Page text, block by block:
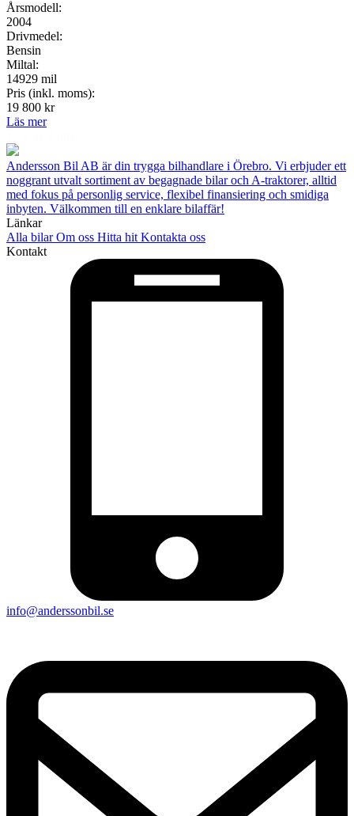
Årsmodell:
2004
Drivmedel:
Bensin
Miltal:
14929 mil
Pris (inkl. moms):
19 800 kr
Läs mer
Andersson Bil AB är din trygga bilhandlare i Örebro. Vi erbjuder ett
noggrant utvalt sortiment av begagnade bilar och A-traktorer, alltid
med fokus på personlig service, flexibel finansiering och smidiga
inbyten. Välkommen till en enklare bilaffär!
Länkar
Alla bilarOm oss Hitta hit Kontakta oss
Kontakt
info@anderssonbil.se